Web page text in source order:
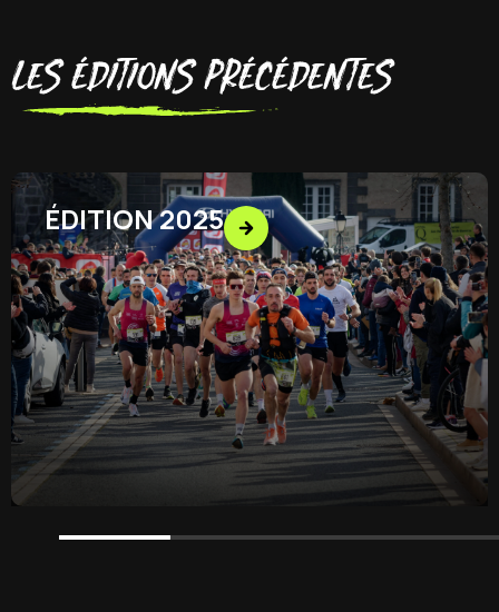
les éditions précédentes
ÉDITION 2025